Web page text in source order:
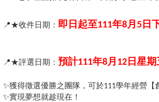
📍★收件日期： 即日起至111年8月 5日
📍★評選日期： 預計111年8月 12日星期
✨獲得徵選優勝之團隊，可於111學年經營【
✨實現夢想就趁現在！